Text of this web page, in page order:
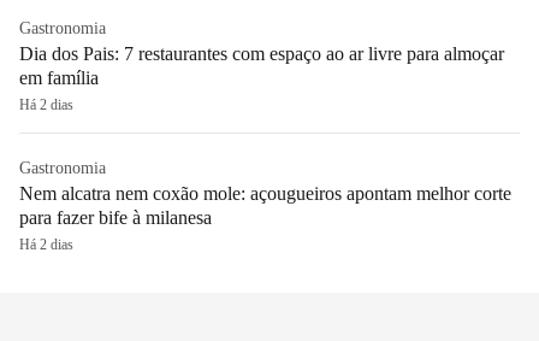
Gastronomia
Dia dos Pais: 7 restaurantes com espaço ao ar livre para almoçar
em família
Há 2 dias
Gastronomia
Nem alcatra nem coxão mole: açougueiros apontam melhor corte
para fazer bife à milanesa
Há 2 dias